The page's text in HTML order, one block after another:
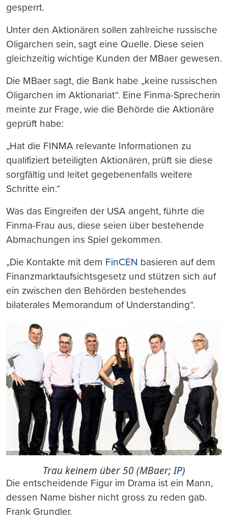
gesperrt.
Unter den Aktionären sollen zahlreiche russische
Oligarchen sein, sagt eine Quelle. Diese seien
gleichzeitig wichtige Kunden der MBaer gewesen.
Die MBaer sagt, die Bank habe „keine russischen
Oligarchen im Aktionariat“. Eine Finma-Sprecherin
meinte zur Frage, wie die Behörde die Aktionäre
geprüft habe:
„Hat die FINMA relevante Informationen zu
qualifiziert beteiligten Aktionären, prüft sie diese
sorgfältig und leitet gegebenenfalls weitere
Schritte ein.“
Was das Eingreifen der USA angeht, führte die
Finma-Frau aus, diese seien über bestehende
Abmachungen ins Spiel gekommen.
„Die Kontakte mit dem FinCEN basieren auf dem
Finanzmarktaufsichtsgesetz und stützen sich auf
ein zwischen den Behörden bestehendes
bilaterales Memorandum of Understanding“.
Trau keinem über 50 (MBaer;IP)
Die entscheidende Figur im Drama ist ein Mann,
dessen Name bisher nicht gross zu reden gab.
Frank Grundler.